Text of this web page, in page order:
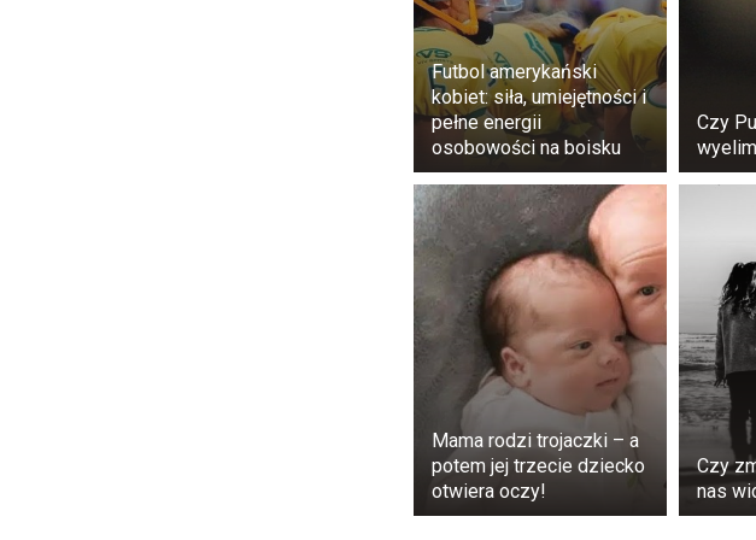
Obaj mężczyźni są pasjonatami
różne perspektywy
programach prowadzonych przez
się zobowiązana do obrony swojej
Harry i William nie szukają
wszystko, co w ich mocy, by bronić
Futbol amerykański
kobiet: siła, umiejętności i
pełne energii
osobowości na boisku
Czy
Mama rodzi trojaczki – a
potem jej trzecie dziecko
otwiera oczy!
Czy
nas